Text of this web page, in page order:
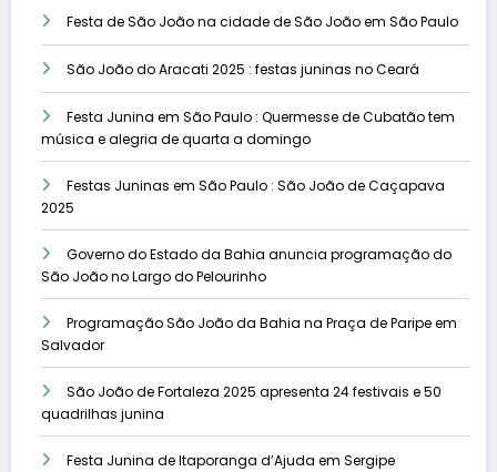
Festa de São João na cidade de São João em São Paulo
São João do Aracati 2025 : festas juninas no Ceará
Festa Junina em São Paulo : Quermesse de Cubatão tem
música e alegria de quarta a domingo
Festas Juninas em São Paulo : São João de Caçapava
2025
Governo do Estado da Bahia anuncia programação do
São João no Largo do Pelourinho
Programação São João da Bahia na Praça de Paripe em
Salvador
São João de Fortaleza 2025 apresenta 24 festivais e 50
quadrilhas junina
Festa Junina de Itaporanga d’Ajuda em Sergipe